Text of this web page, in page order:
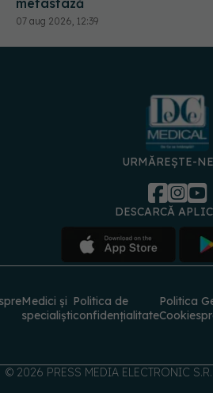
URMĂREȘTE-NE
DESCARCĂ
specialiști
Politica de
confidențialitateCookies
© 2026 PRESS MEDIA ELECTRONIC